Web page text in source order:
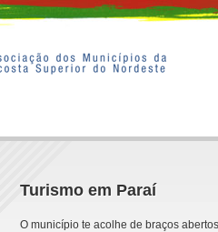
Turismo em Paraí
O município te acolhe de braços